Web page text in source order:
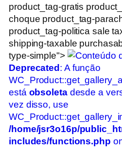
product_tag-gratis
choque product_tag-
product_tag-politica sale
shipping-taxable
type-simple">
Deprecated : A função
está obsoletadesde a
vez disso, use
/home/jsr3o16p/
includes/functions.php